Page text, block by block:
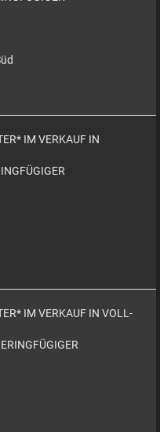
IM VERKAUF IN
IM VERKAUF IN VOLL-